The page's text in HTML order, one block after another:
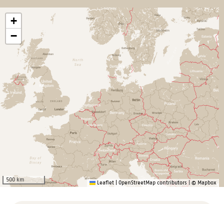
4
5
2
2
16
+
−
50 km
Leaflet OpenStreetMap contributors| © Mapbox